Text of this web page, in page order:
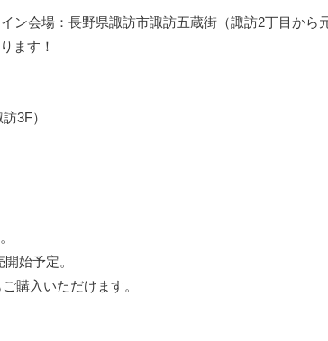
ン会場：長野県諏訪市諏訪五蔵街（諏訪2丁目から
ます！
3F）
始予定。
購入いただけます。